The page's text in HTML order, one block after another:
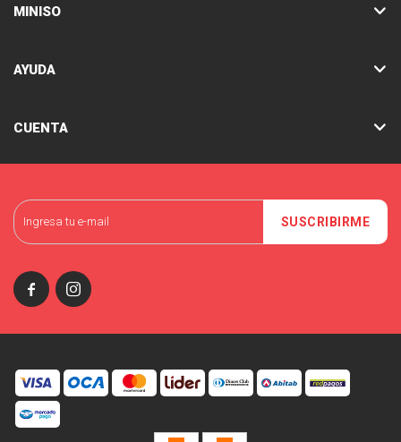
SUSCRIBIRME
 
MINISO
AYUDA
CUENTA